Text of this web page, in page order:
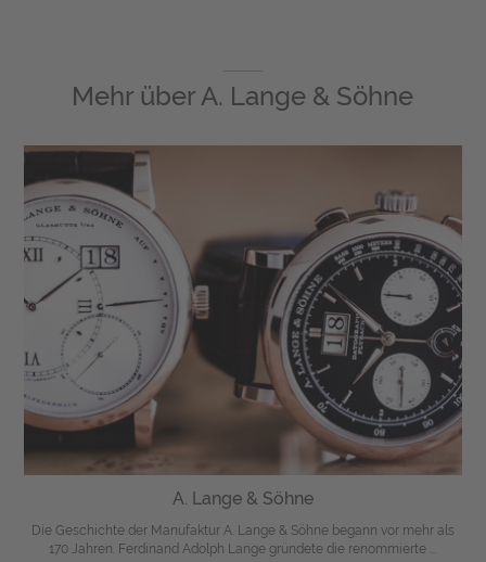
Mehr überA. Lange & Söhne
A. Lange & Söhne
Die Geschichte der Manufaktur A. Lange & Söhne begann vor mehr als
170 Jahren. Ferdinand Adolph Lange gründete die renommierte ...